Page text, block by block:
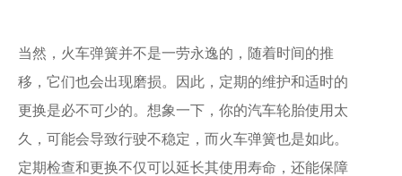
当然，火车弹簧并不是一劳永逸的，随着时间的推
移，它们也会出现磨损。因此，定期的维护和适时的
更换是必不可少的。想象一下，你的汽车轮胎使用太
久，可能会导致行驶不稳定，而火车弹簧也是如此。
定期检查和更换不仅可以延长其使用寿命，还能保障